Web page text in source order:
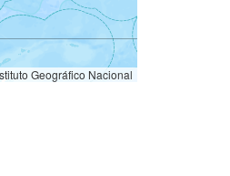
Geográfico Nacional